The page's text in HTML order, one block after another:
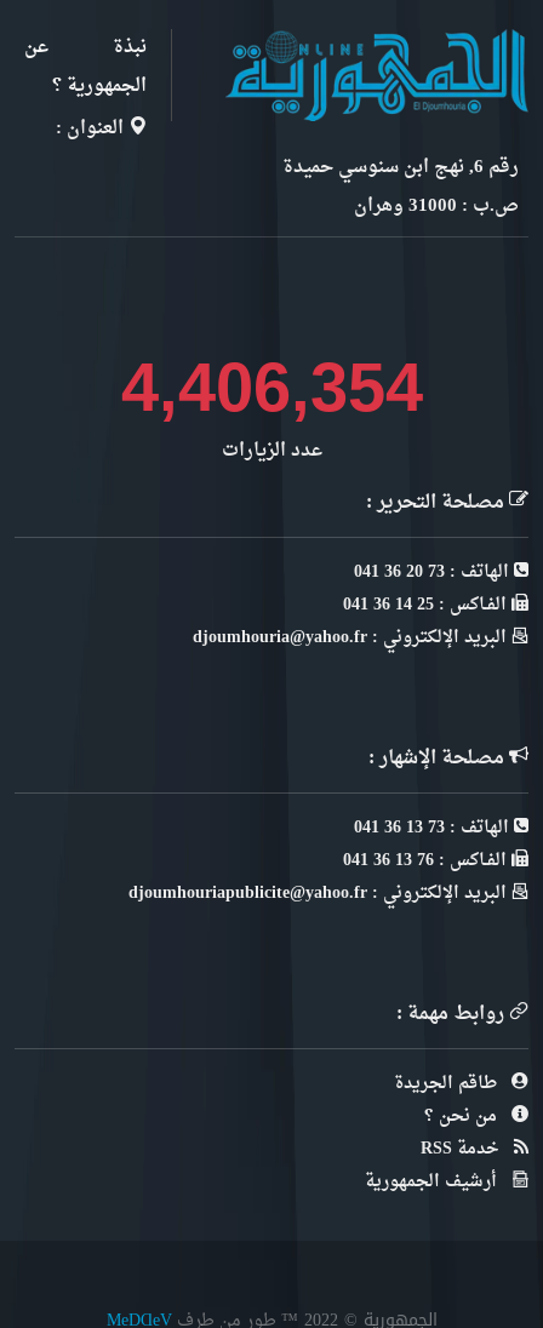
نبذة عن
الجمهورية ؟
العنوان :
رقم 6, نهج ابن سنوسي حميدة
ص.ب : 31000 وهران
4,673,403
عدد الزيارات
مصلحة التحرير :
الهاتف : 73 20 36 041
الفـاكس : 25 14 36 041
البريد الإلكتروني : djoumhouria@yahoo.fr
مصلحة الإشهار :
الهاتف : 73 13 36 041
الفـاكس : 76 13 36 041
البريد الإلكتروني : djoumhouriapublicite@yahoo.fr
روابط مهمة :
طاقم الجريدة
من نحن ؟
خدمة RSS
أرشيف الجمهورية
الجمهورية © 2022 ™ طور من طرفMeDⱭeV